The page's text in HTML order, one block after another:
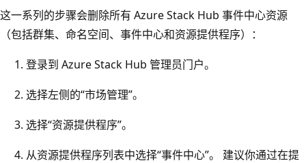
这一系列的步骤会删除所有 Azure Stack Hub 事件中心资源
（包括群集、命名空间、事件中心和资源提供程序）：
登录到 Azure Stack Hub 管理员门户。
选择左侧的“市场管理”。
选择“资源提供程序”。
从资源提供程序列表中选择“事件中心”。 建议你通过在提